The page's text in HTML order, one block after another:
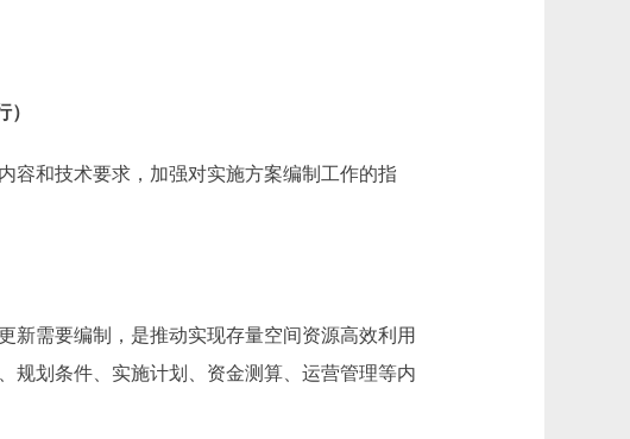
和技术要求，加强对实施方案编制工作的指
需要编制，是推动实现存量空间资源高效利用
规划条件、实施计划、资金测算、运营管理等内